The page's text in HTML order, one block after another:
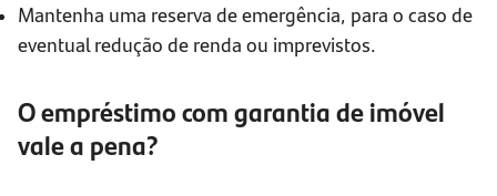
Mantenha uma reserva de emergência, para o caso de
eventual redução de renda ou imprevistos.
O empréstimo com garantia de imóvel
vale a pena?